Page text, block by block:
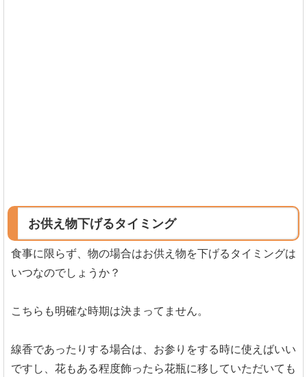
お供え物下げるタイミング
食事に限らず、物の場合はお供え物を下げるタイミングは
いつなのでしょうか？
こちらも明確な時期は決まってません。
線香であったりする場合は、お参りをする時に使えばいい
ですし、花もある程度飾ったら花瓶に移していただいても